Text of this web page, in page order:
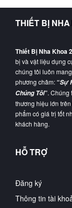
THIẾT BỊ
Thiết Bị Nha Khoa
bị và vật liệu dụng
chúng tôi luôn
phương châm:“Sự
Chúng Tôi”. Chúng
thương hiệu lớn
phẩm có giá trị tốt
khách hàng.
HỖ TRỢ
Đăng ký
Thông tin tài